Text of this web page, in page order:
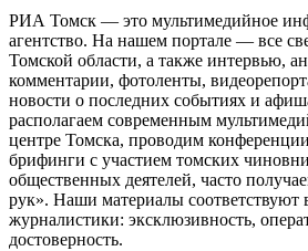
РИА Томск — это мультимедийное
агентство. На нашем портале — все
Томской области, а также интервью,
комментарии, фотоленты,
новости о последних событиях и
располагаем современным
центре Томска, проводим
брифинги с участием томских
общественных деятелей, часто
рук». Наши материалы соответствуют
журналистики: эксклюзивность,
достоверность.